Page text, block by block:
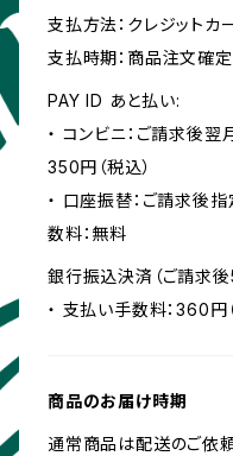
支払方法：クレジットカ
支払時期：商品注文確
PAY ID あと払い:
・ コンビニ：ご請求後翌
350円（税込）
・ 口座振替：ご請求後
数料：無料
銀行振込決済（ご請求後
・ 支払い手数料：360円
商品のお届け時期
通常商品は配送のご依